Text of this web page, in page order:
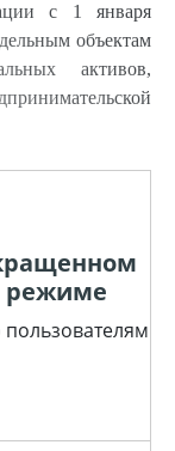
с 1 января
объектам
активов,
режиме
пользователям